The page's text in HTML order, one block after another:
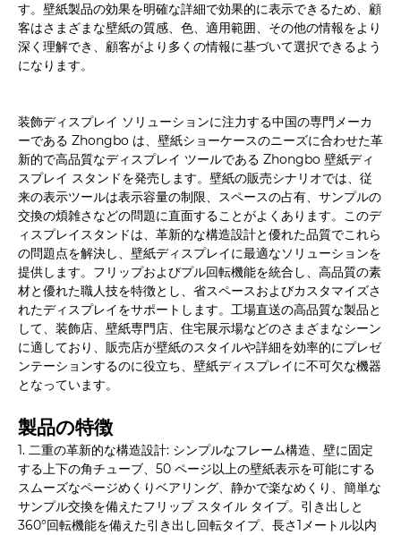
す。壁紙製品の効果を明確な詳細で効果的に表示できるため、顧
客はさまざまな壁紙の質感、色、適用範囲、その他の情報をより
深く理解でき、顧客がより多くの情報に基づいて選択できるよう
になります。
装飾ディスプレイ ソリューションに注力する中国の専門メーカ
ーである Zhongbo は、壁紙ショーケースのニーズに合わせた革
新的で高品質なディスプレイ ツールである Zhongbo 壁紙ディ
スプレイ スタンドを発売します。壁紙の販売シナリオでは、従
来の表示ツールは表示容量の制限、スペースの占有、サンプルの
交換の煩雑さなどの問題に直面することがよくあります。このデ
ィスプレイスタンドは、革新的な構造設計と優れた品質でこれら
の問題点を解決し、壁紙ディスプレイに最適なソリューションを
提供します。フリップおよびプル回転機能を統合し、高品質の素
材と優れた職人技を特徴とし、省スペースおよびカスタマイズさ
れたディスプレイをサポートします。工場直送の高品質な製品と
して、装飾店、壁紙専門店、住宅展示場などのさまざまなシーン
に適しており、販売店が壁紙のスタイルや詳細を効率的にプレゼ
ンテーションするのに役立ち、壁紙ディスプレイに不可欠な機器
となっています。
製品の特徴
1. 二重の革新的な構造設計: シンプルなフレーム構造、壁に固定
する上下の角チューブ、50 ページ以上の壁紙表示を可能にする
スムーズなページめくりベアリング、静かで楽なめくり、簡単な
サンプル交換を備えたフリップ スタイル タイプ。引き出しと
360°回転機能を備えた引き出し回転タイプ、長さ1メートル以内